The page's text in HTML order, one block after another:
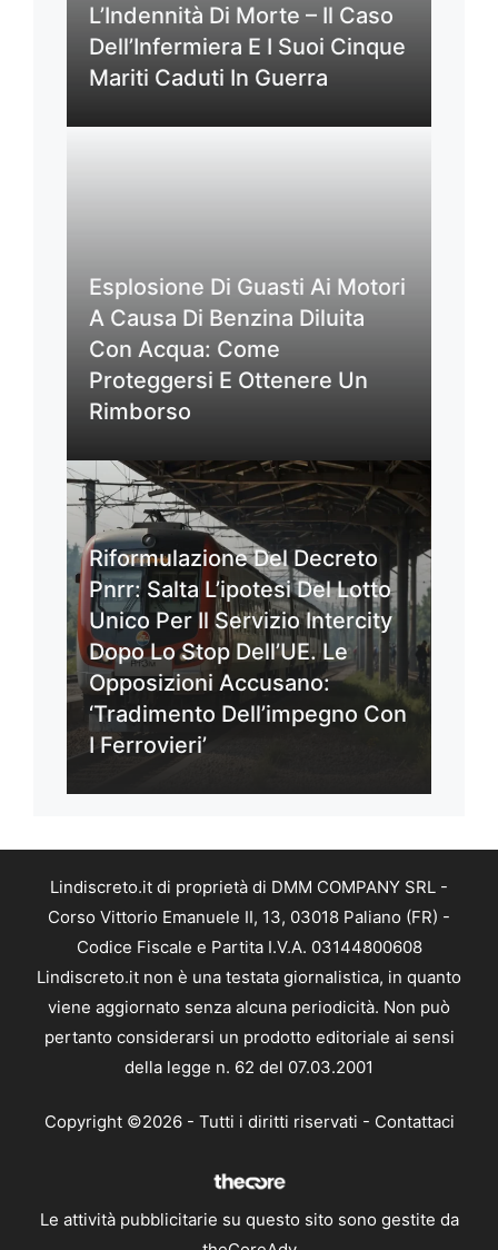
L’Indennità Di Morte – Il Caso
Dell’Infermiera E I Suoi Cinque
Mariti Caduti In Guerra
Esplosione Di Guasti Ai Motori
A Causa Di Benzina Diluita
Con Acqua: Come
Proteggersi E Ottenere Un
Rimborso
Riformulazione Del Decreto
Pnrr: Salta L’ipotesi Del Lotto
Unico Per Il Servizio Intercity
Dopo Lo Stop Dell’UE. Le
Opposizioni Accusano:
‘Tradimento Dell’impegno Con
I Ferrovieri’
Lindiscreto.it di proprietà di DMM COMPANY SRL -
Corso Vittorio Emanuele II, 13, 03018 Paliano (FR) -
Codice Fiscale e Partita I.V.A. 03144800608
Lindiscreto.it non è una testata giornalistica, in quanto
viene aggiornato senza alcuna periodicità. Non può
pertanto considerarsi un prodotto editoriale ai sensi
della legge n. 62 del 07.03.2001
Copyright ©2026 - Tutti i diritti riservati - Contattaci
Le attività pubblicitarie su questo sito sono gestite da